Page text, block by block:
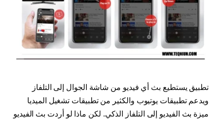
تطبيق يستطيع بث أي فيديو من شاشة الجوال إلى التلفاز
ويدعم تطبيقات يوتيوب والكثير من تطبيقات تشغيل الميديا
ميزة بث الفيديو إلى التلفاز الذكي. لكن ماذا لو أردت بث الفيديو